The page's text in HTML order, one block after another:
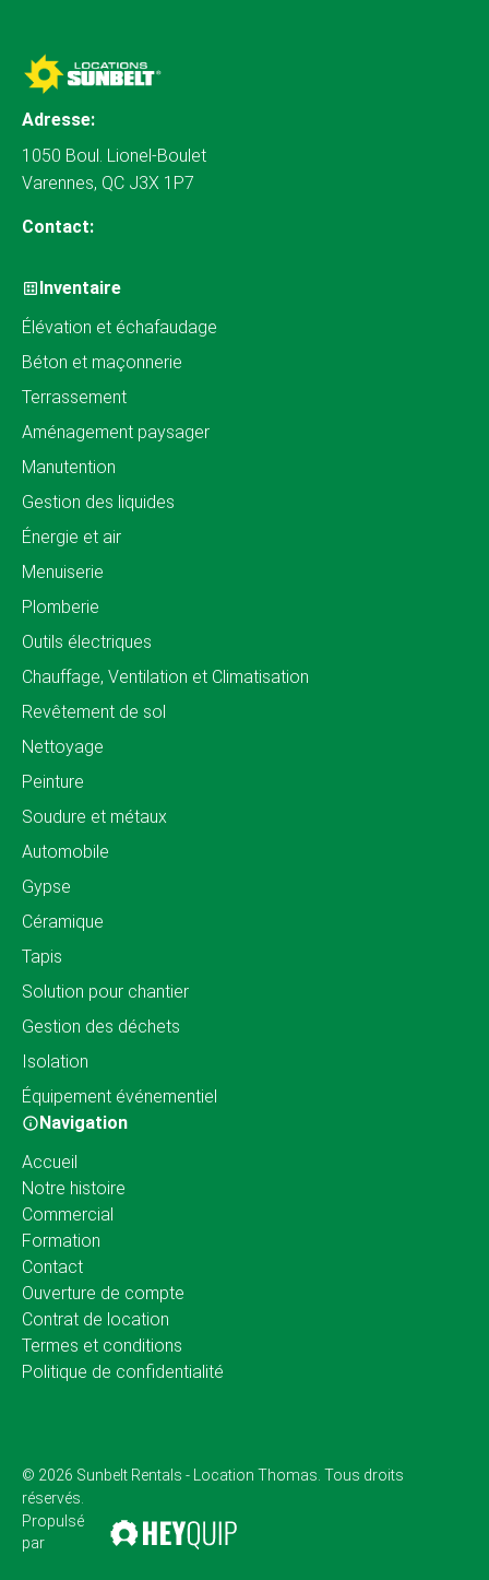
Adresse:
1050 Boul. Lionel-Boulet
Varennes, QC J3X 1P7
Contact:
Inventaire
Élévation et échafaudage
Béton et maçonnerie
Terrassement
Aménagement paysager
Manutention
Gestion des liquides
Énergie et air
Menuiserie
Plomberie
Outils électriques
Chauffage, Ventilation et Climatisation
Revêtement de sol
Nettoyage
Peinture
Soudure et métaux
Automobile
Gypse
Céramique
Tapis
Solution pour chantier
Gestion des déchets
Isolation
Équipement événementiel
Navigation
Accueil
Notre histoire
Commercial
Formation
Contact
Ouverture de compte
Contrat de location
Termes et conditions
Politique de confidentialité
© 2026 Sunbelt Rentals - Location Thomas. Tous droits
réservés.
Propulsé
par